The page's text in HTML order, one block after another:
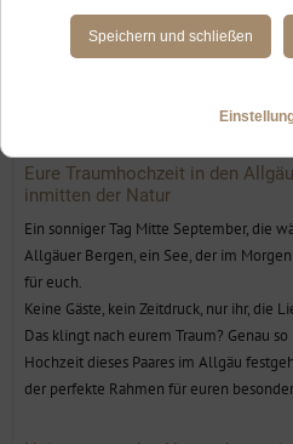
Fotografin für eure
den Bergen, in
inmitten der Natur
Ein sonniger Tag Mitte September, die
Allgäuer Bergen, ein See, der im
für euch.
Keine Gäste, kein Zeitdruck, nur ihr, die
Das klingt nach eurem Traum? Genau
Hochzeit dieses Paares im Allgäu
der perfekte Rahmen für euren
Hopfense mit Blick in die Berge